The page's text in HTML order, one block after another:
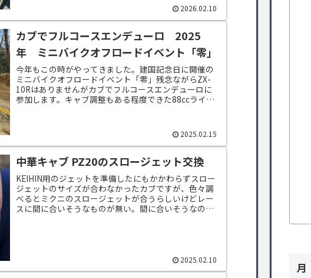
2026.02.10
カブでフルコースエンデューロ 2025
年 ミニバイクオフロードイベント「零」
今年もこの時がやってきました。建国記念日に開催の
ミニバイクオフロードイベント「零」残念ながらZX-
10Rはありませんがカブでフルコースエンデューロに
参加します。キャブ調整もある程度できた88ccライト
2025.02.15
中華キャブ PZ20のスロージェット交換
KEIHIN用のジェットを準備したにもかかわらずスロー
ジェットのサイズが合わなかったカブですが、色々調
べるとミクニのスロージェットが合うらしいけどレー
スに間に合いそうなものが無い。間に合いそうなのを
2025.02.10
月